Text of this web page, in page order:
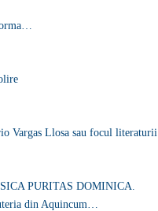
Vargas Llosa sau focul literaturii
PURITAS DOMINICA.
din Aquincum…